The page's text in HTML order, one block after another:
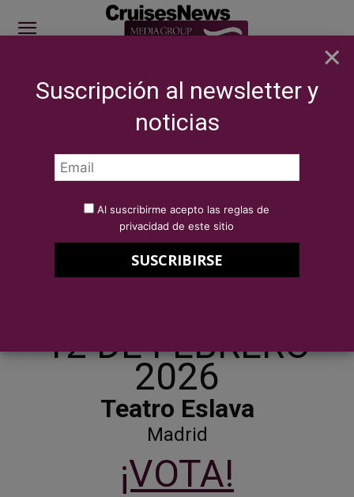
SITE SPONSOR: ICS 2026
BREAKING NEWS
Redacción Cruises News
Premios Excellence de Cruceros
2026 – ¡VOTA!
12 DE FEBRERO
2026
Teatro Eslava
Madrid
¡VOTA!
×
Suscripción al newsletter y
noticias
Al suscribirme acepto las reglas de
privacidad de este sitio